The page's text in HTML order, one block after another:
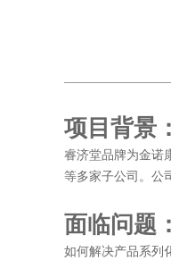
项目背景：
睿济堂品牌为金诺
等多家子公司。公
面临问题：
如何解决产品系列